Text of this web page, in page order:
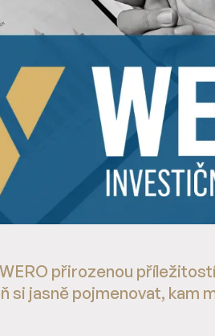
přirozenou
si jasně pojmenovat, kam